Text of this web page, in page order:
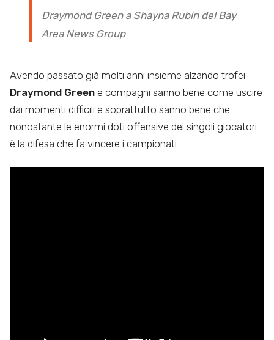
Draymond Green a Shayna Rubin del Bay
Area News Group
Avendo passato già molti anni insieme alzando trofei
Draymond Green e compagni sanno bene come uscire
dai momenti difficili e soprattutto sanno bene che
nonostante le enormi doti offensive dei singoli giocatori
è la difesa che fa vincere i campionati.